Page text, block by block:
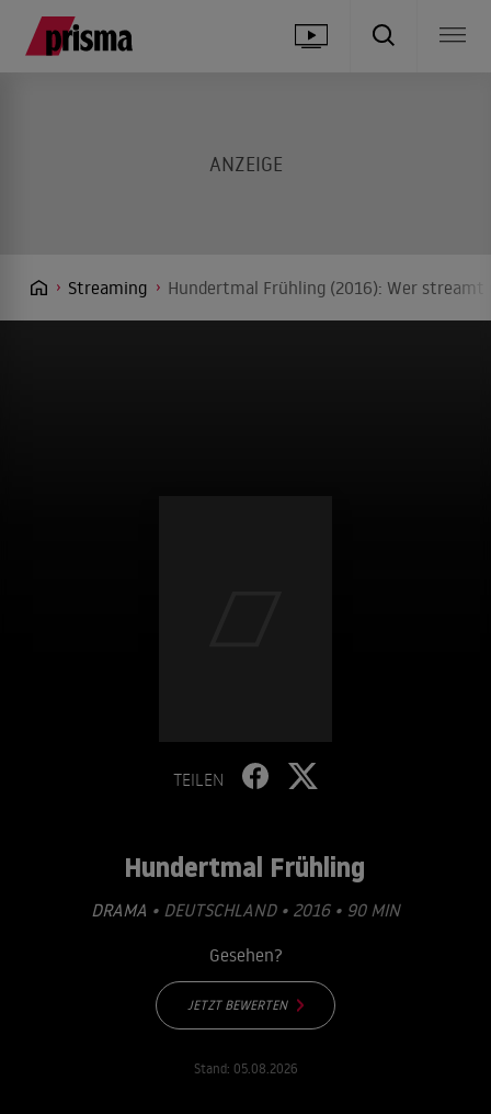
Streaming Hundertmal Frühling (2016): Wer streamt
TEILEN
Hundertmal Frühling
DRAMA • DEUTSCHLAND • 2016 • 90 MIN
Gesehen?
JETZT BEWERTEN
Stand: 05.08.2026